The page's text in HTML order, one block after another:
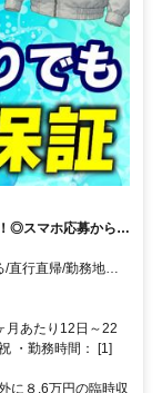
◎スマホ応募から電
直行直帰/勤務地相
月あたり12日～22
・勤務時間： [1]
に８.6万円の臨時収